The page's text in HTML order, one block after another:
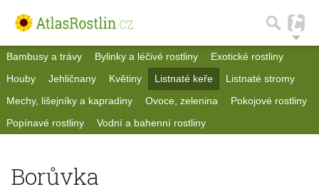
Bambusy a trávy Bylinky a léčivé rostliny
Exotické rostliny
Houby
Jehličnany Květiny Listnaté keře
Listnaté stromy
Mechy, lišejníky a kapradiny
Ovoce, zelenina
Pokojové rostliny
Popínavé rostliny
Vodní a bahenní rostliny
Borůvka